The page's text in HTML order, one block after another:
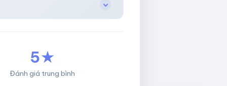
5★
Đánh giá trung bình